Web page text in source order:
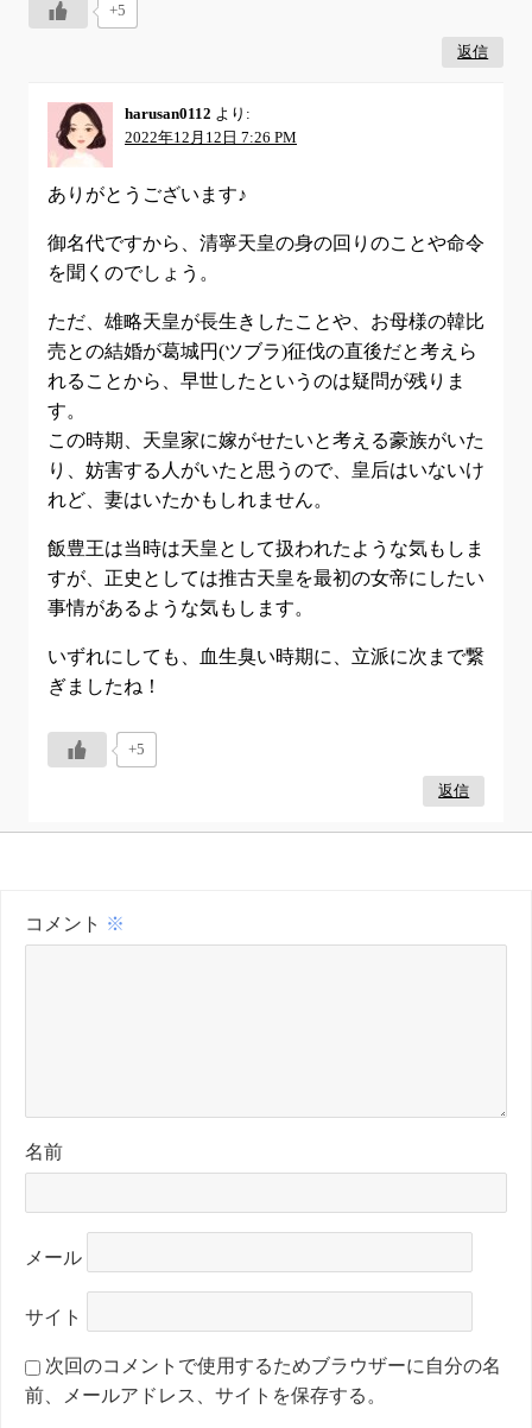
+5
返信
harusan0112 より:
2022年12月12日 7:26 PM
ありがとうございます♪
御名代ですから、清寧天皇の身の回りのことや命令
を聞くのでしょう。
ただ、雄略天皇が長生きしたことや、お母様の韓比
売との結婚が葛城円(ツブラ)征伐の直後だと考えら
れることから、早世したというのは疑問が残りま
す。
この時期、天皇家に嫁がせたいと考える豪族がいた
り、妨害する人がいたと思うので、皇后はいないけ
れど、妻はいたかもしれません。
飯豊王は当時は天皇として扱われたような気もしま
すが、正史としては推古天皇を最初の女帝にしたい
事情があるような気もします。
いずれにしても、血生臭い時期に、立派に次まで繋
ぎましたね！
+5
返信
コメント ※
名前
メール
サイト
次回のコメントで使用するためブラウザーに自分の名
前、メールアドレス、サイトを保存する。